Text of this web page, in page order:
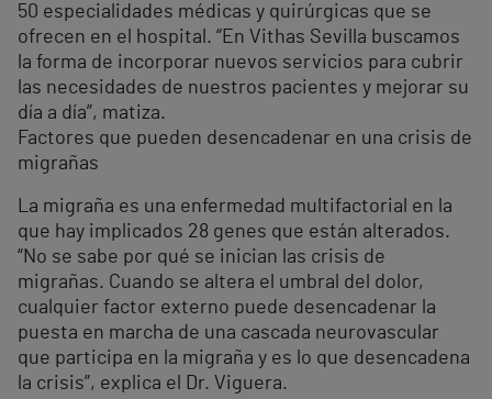
50 especialidades médicas y quirúrgicas que se
ofrecen en el hospital. “En Vithas Sevilla buscamos
la forma de incorporar nuevos servicios para cubrir
las necesidades de nuestros pacientes y mejorar su
día a día”, matiza.
Factores que pueden desencadenar en una crisis de
migrañas
La migraña es una enfermedad multifactorial en la
que hay implicados 28 genes que están alterados.
“No se sabe por qué se inician las crisis de
migrañas. Cuando se altera el umbral del dolor,
cualquier factor externo puede desencadenar la
puesta en marcha de una cascada neurovascular
que participa en la migraña y es lo que desencadena
la crisis”, explica el Dr. Viguera.